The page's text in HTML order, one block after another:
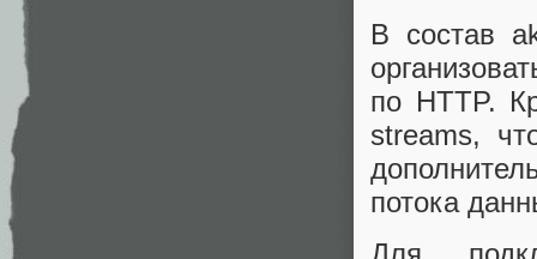
В состав
по HTTP.
streams,
потока